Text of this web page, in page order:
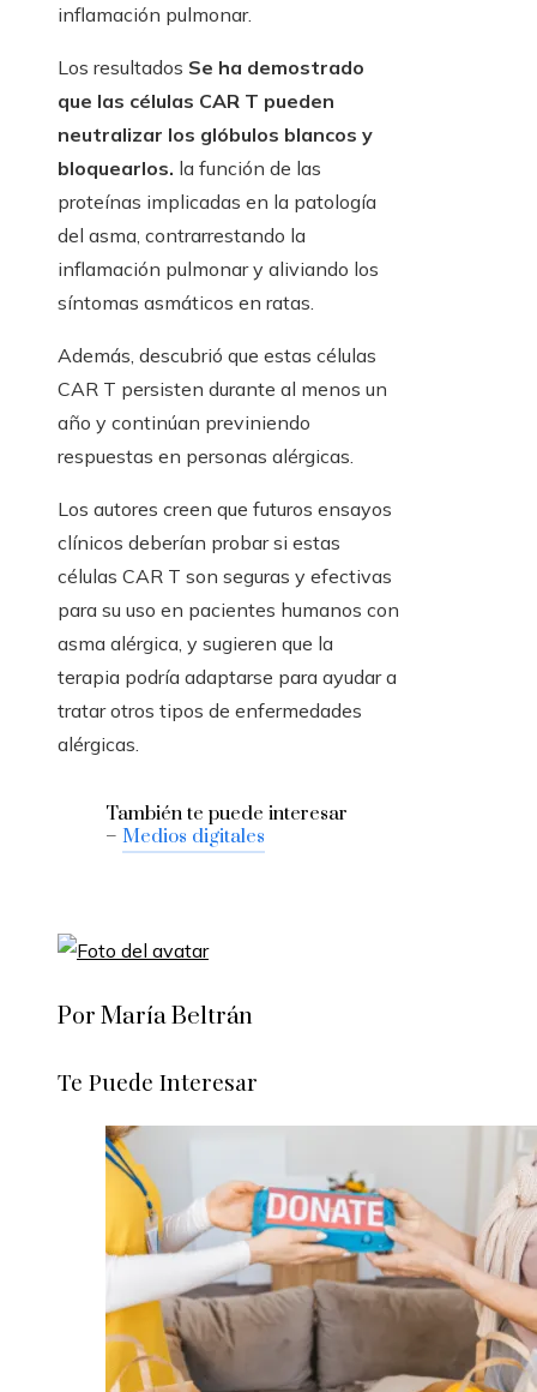
inflamación pulmonar.
Los resultados Se ha demostrado
que las células CAR T pueden
neutralizar los glóbulos blancos y
bloquearlos. la función de las
proteínas implicadas en la patología
del asma, contrarrestando la
inflamación pulmonar y aliviando los
síntomas asmáticos en ratas.
Además, descubrió que estas células
CAR T persisten durante al menos un
año y continúan previniendo
respuestas en personas alérgicas.
Los autores creen que futuros ensayos
clínicos deberían probar si estas
células CAR T son seguras y efectivas
para su uso en pacientes humanos con
asma alérgica, y sugieren que la
terapia podría adaptarse para ayudar a
tratar otros tipos de enfermedades
alérgicas.
También te puede interesar
– Medios digitales
Por María Beltrán
Te Puede Interesar